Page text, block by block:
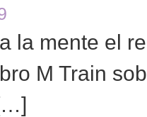
la mente el
M Train